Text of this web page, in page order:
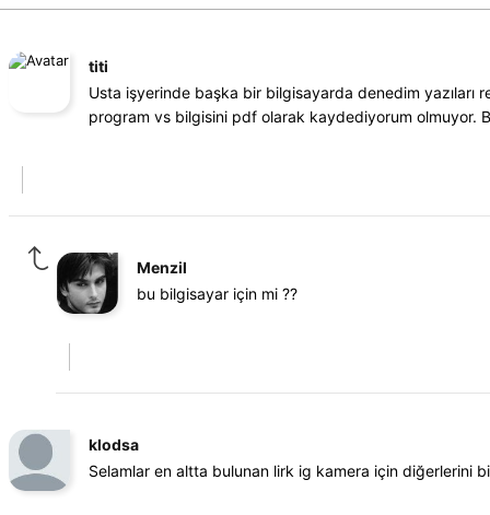
titi
Usta işyerinde başka bir bilgisayarda denedim
program vs bilgisini pdf olarak kaydediyorum olmuyor.
Menzil
bu bilgisayar için mi ??
klodsa
Selamlar en altta bulunan lirk ig kamera için diğerlerini